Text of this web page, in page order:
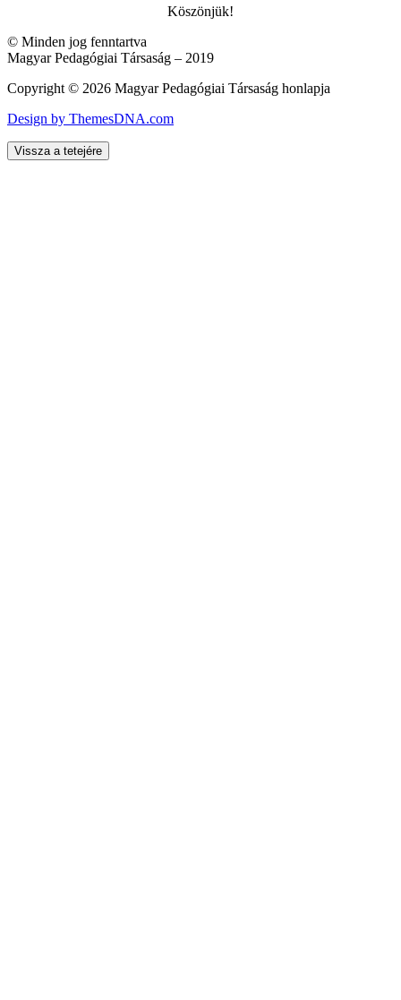
Köszönjük!
© Minden jog fenntartva
Magyar Pedagógiai Társaság – 2019
Copyright © 2026 Magyar Pedagógiai Társaság honlapja
Design by ThemesDNA.com
Vissza a tetejére